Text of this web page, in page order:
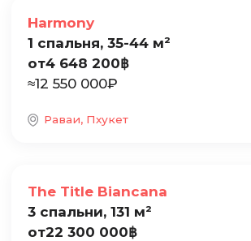
Harmony
1 спальня, 35-44 м²
от4 648 200฿
≈12 550 000₽
Раваи, Пхукет
The Title Biancana
3 спальни, 131 м²
от22 300 000฿